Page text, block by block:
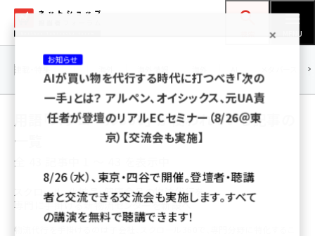
ン
ネットショップ担当者フォーラム
MENU
yahoo (1901)
楽天 (1871)
連載・特集 |
用語「スクロール360」 が使われている記事の
一覧
全 43 記事中 1 ～ 43 を表示中
スクロール、化粧品・健康食品の物流代行を
専門に手掛ける新物流センターを新設へ
物流代行を手掛けるのは子会社、スクロール360で、専門分野に特化するこ
お知らせ
AIが買い物を代行する時代に打つべき「次の
一手」とは？ アルペン、オイシックス、元UA責
任者が登壇のリアルECセミナー（8/26＠東
京）【交流会も実施】
8/26（水）、東京・四谷で開催。登壇者・聴講
者と交流できる交流会も実施します。すべて
の講演を無料で聴講できます！